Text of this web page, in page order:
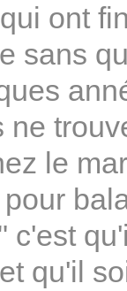
ont
sans
ne
le
c'est
qu'il